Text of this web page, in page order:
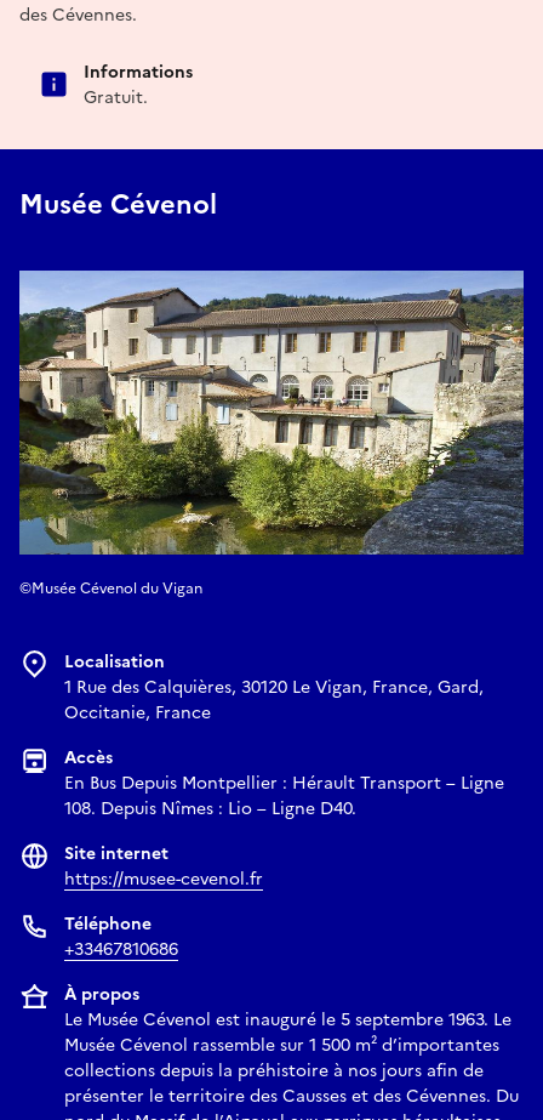
des Cévennes.
Informations
Gratuit.
Musée Cévenol
©Musée Cévenol du Vigan
Localisation
1 Rue des Calquières, 30120 Le Vigan, France, Gard,
Occitanie, France
Accès
En Bus Depuis Montpellier : Hérault Transport – Ligne
108. Depuis Nîmes : Lio – Ligne D40.
Site internet
https://musee-cevenol.fr
Téléphone
+33467810686
À propos
Le Musée Cévenol est inauguré le 5 septembre 1963. Le
Musée Cévenol rassemble sur 1 500 m² d’importantes
collections depuis la préhistoire à nos jours afin de
présenter le territoire des Causses et des Cévennes. Du